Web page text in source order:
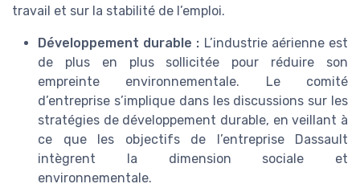
travail et sur la stabilité de l’emploi.
Développement durable : L’industrie aérienne est
de plus en plus sollicitée pour réduire son
empreinte environnementale. Le comité
d’entreprise s’implique dans les discussions sur les
stratégies de développement durable, en veillant à
ce que les objectifs de l’entreprise Dassault
intègrent la dimension sociale et
environnementale.